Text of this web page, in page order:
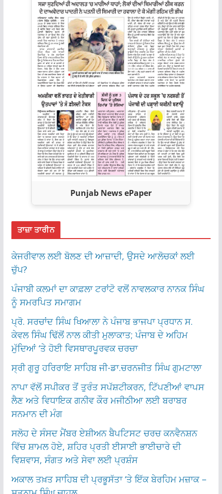
Punjab News ePaper
ਤਾਜ਼ਾ ਤਾਰੀਨ
ਕੇਜਰੀਵਾਲ ਲਈ ਬੋਲਣ ਦੀ ਆਜ਼ਾਦੀ, ਉਸਦੇ ਆਲੋਚਕਾਂ ਲਈ
ਚੁੱਪ?
ਪੰਜਾਬੀ ਕਲਮਾਂ ਦਾ ਕਾਫ਼ਲਾ ਟਰਾਂਟੋ ਵਲੋਂ ਨਾਵਲਕਾਰ ਨਾਨਕ ਸਿੰਘ
ਨੂੰ ਸਮਰਪਿਤ ਸਮਾਗਮ
ਪ੍ਰੋ. ਸਰਚਾਂਦ ਸਿੰਘ ਖਿਆਲਾ ਨੇ ਪੰਜਾਬ ਭਾਜਪਾ ਪ੍ਰਧਾਨ ਸ.
ਕੇਵਲ ਸਿੰਘ ਢਿੱਲੋਂ ਨਾਲ ਕੀਤੀ ਮੁਲਾਕਾਤ; ਪੰਜਾਬ ਦੇ ਅਹਿਮ
ਮੁੱਦਿਆਂ ‘ਤੇ ਹੋਈ ਵਿਸਥਾਰਪੂਰਵਕ ਚਰਚਾ
ਸ੍ਰੀ ਗੁਰੂ ਹਰਿਰਾਇ ਸਾਹਿਬ ਜੀ-ਡਾ.ਚਰਨਜੀਤ ਸਿੰਘ ਗੁਮਟਾਲਾ
ਨਾਪਾ ਵੱਲੋਂ ਸਪੀਕਰ ਤੋਂ ਤੁਰੰਤ ਸਪੱਸ਼ਟੀਕਰਨ, ਟਿੱਪਣੀਆਂ ਵਾਪਸ
ਲੈਣ ਅਤੇ ਵਿਧਾਇਕ ਗਨੀਵ ਕੌਰ ਮਜੀਠੀਆ ਲਈ ਬਰਾਬਰ
ਸਨਮਾਨ ਦੀ ਮੰਗ
ਸਲੋਹ ਦੇ ਸੰਸਦ ਮੈਂਬਰ ਏਸ਼ੀਅਨ ਬੈਪਟਿਸਟ ਚਰਚ ਕਨਵੈਨਸ਼ਨ
ਵਿੱਚ ਸ਼ਾਮਲ ਹੋਏ, ਸ਼ਹਿਰ ਪ੍ਰਤੀ ਈਸਾਈ ਭਾਈਚਾਰੇ ਦੀ
ਵਿਸ਼ਵਾਸ, ਸੰਗਤ ਅਤੇ ਸੇਵਾ ਲਈ ਪ੍ਰਸ਼ੰਸ
ਅਕਾਲ ਤਖ਼ਤ ਸਾਹਿਬ ਦੀ ਪ੍ਰਭੂਸੱਤਾ ‘ਤੇ ਇੱਕ ਬੇਰਹਿਮ ਮਜ਼ਾਕ –